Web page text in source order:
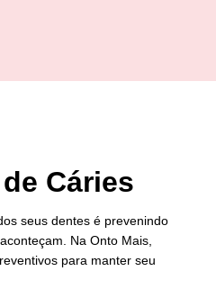
Cáries
seus dentes é prevenindo
Na Onto Mais,
para manter seu